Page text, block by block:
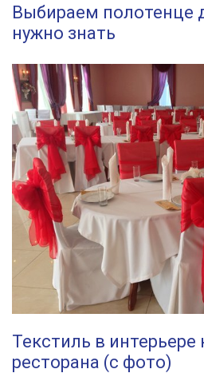
Выбираем полотенце
нужно знать
Текстиль в интерьере
ресторана (с фото)